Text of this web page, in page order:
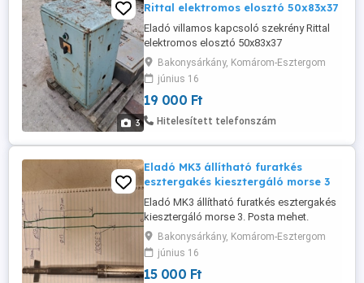
3
Rittal elektromos elosztó 50x83x37
Eladó villamos kapcsoló szekrény Rittal
elektromos elosztó 50x83x37
Bakonysárkány, Komárom-Esztergom
június 16
19 000 Ft
Hitelesített telefonszám
Eladó MK3 állítható furatkés
esztergakés kiesztergáló morse 3
Eladó MK3 állítható furatkés esztergakés
kiesztergáló morse 3. Posta mehet.
Bakonysárkány, Komárom-Esztergom
június 16
15 000 Ft